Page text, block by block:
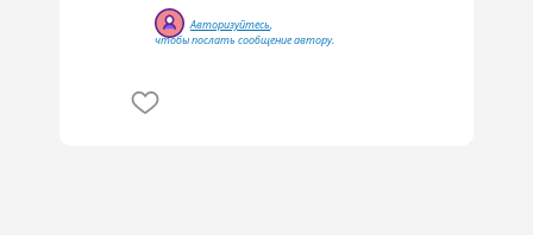
Авторизуйтесь,
чтобы послать сообщение автору.